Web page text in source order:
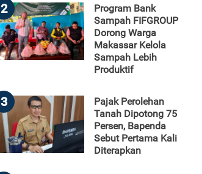
2
Program Bank
Sampah FIFGROUP
Dorong Warga
Makassar Kelola
Sampah Lebih
Produktif
3
Pajak Perolehan
Tanah Dipotong 75
Persen, Bapenda
Sebut Pertama Kali
Diterapkan